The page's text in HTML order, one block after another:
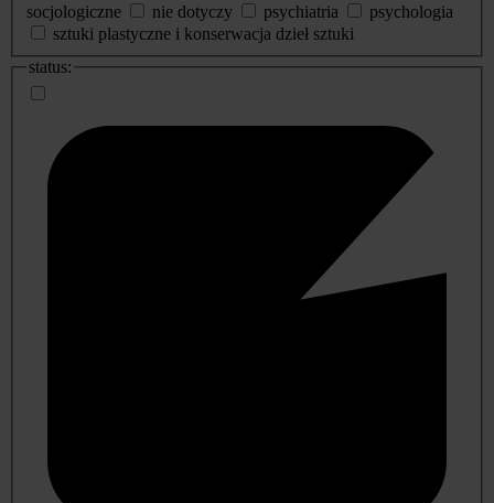
socjologiczne
nie dotyczy psychiatria
psychologia
sztuki plastyczne i konserwacja dzieł sztuki
status: